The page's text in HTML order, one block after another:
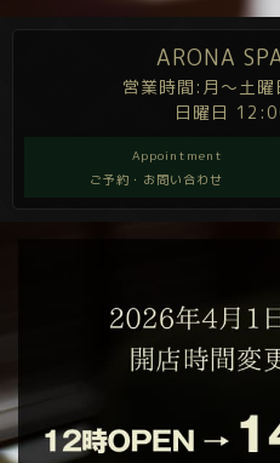
ARONA
営業時間:月～土
日曜日
Appointment
ご予約・お問い合わせ